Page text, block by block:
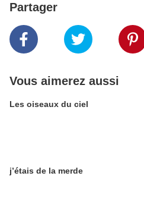
Partager
Vous aimerez aussi
Les oiseaux du ciel
j’étais de la merde